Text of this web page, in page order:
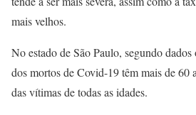
mais velhos.
No estado de São Paulo, segundo
dos mortos de Covid-19 têm mais de 60
das vítimas de todas as idades.